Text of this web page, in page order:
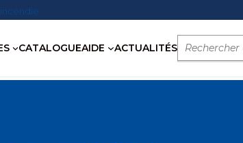
CATALOGUEAIDE ACTUALITÉS
Rechercher